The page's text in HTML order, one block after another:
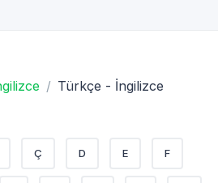
Türkçe - İngilizce
Ç D E F